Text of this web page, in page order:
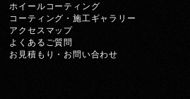
ホイールコーティング
コーティング・施工ギャラリー
アクセスマップ
よくあるご質問
お見積もり・お問い合わせ